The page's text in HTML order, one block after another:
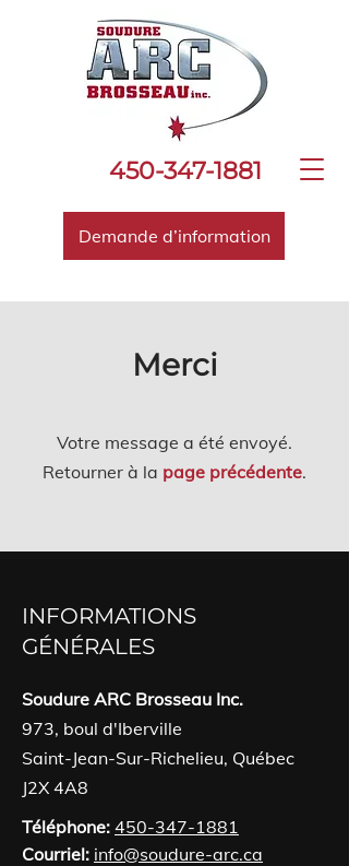
450-347-1881
Demande d’information
Merci
Votre message a été envoyé.
Retourner à la page précédente.
INFORMATIONS
GÉNÉRALES
Soudure ARC Brosseau Inc.
973, boul d'Iberville
Saint-Jean-Sur-Richelieu, Québec
J2X 4A8
Téléphone: 450-347-1881
Courriel: info@soudure-arc.ca